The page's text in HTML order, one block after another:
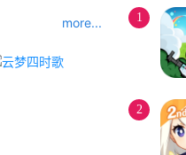
more... 1
2